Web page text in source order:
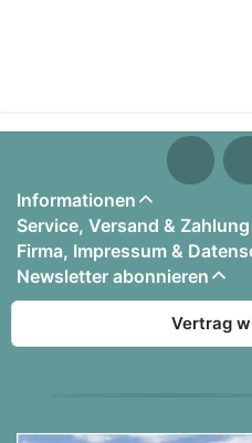
Informationen
Service, Versand & Zahlung
Firma, Impressum &
Newsletter abonnieren
Vertrag